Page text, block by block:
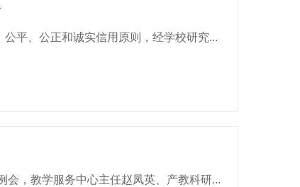
平、公正和诚实信用原则，经学校研究...
，教学服务中心主任赵凤英、产教科研...